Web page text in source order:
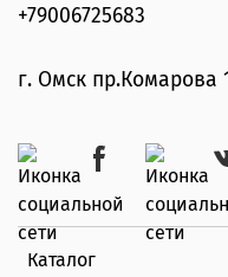
Каталог
+79006725683
г. Омск пр.Комарова